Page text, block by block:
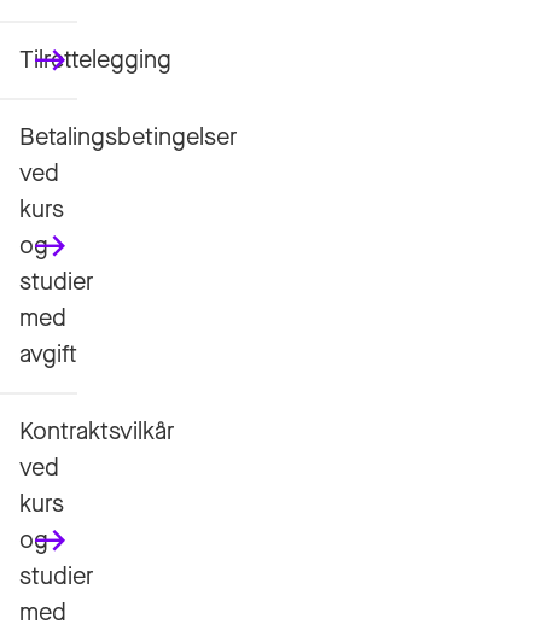
Tilrettelegging
Betalingsbetingelser
ved
kurs
og
studier
med
avgift
Kontraktsvilkår
ved
kurs
og
studier
med